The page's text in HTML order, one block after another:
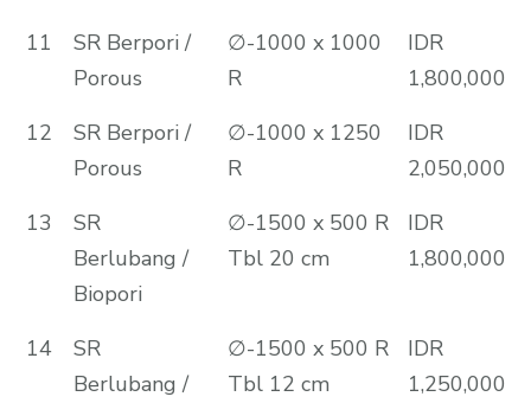
11
SR Berpori /
Porous
∅-1000 x 1000
R
IDR
1,800,000
12
SR Berpori /
Porous
∅-1000 x 1250
R
IDR
2,050,000
13
SR
Berlubang /
Biopori
∅-1500 x 500 R
Tbl 20 cm
IDR
1,800,000
14
SR
Berlubang /
∅-1500 x 500 R
Tbl 12 cm
IDR
1,250,000